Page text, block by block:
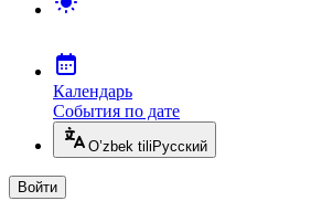
Календарь
События по дате
O’zbek tili Русский
Войти